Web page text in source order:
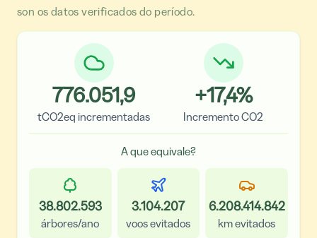
son os datos verificados do período.
776.051,9
tCO2eq incrementadas
+17,4%
Incremento CO2
A que equivale?
38.802.593
árbores/ano
3.104.207
voos evitados
6.208.414.842
km evitados